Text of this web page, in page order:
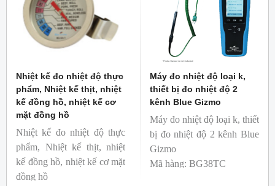
Nhiệt kế đo nhiệt độ thực
phẩm, Nhiệt kế thịt, nhiệt
kế đồng hồ, nhiệt kế cơ
mặt đồng hồ
Nhiệt kế đo nhiệt độ thực
phẩm, Nhiệt kế thịt, nhiệt
kế đồng hồ, nhiệt kế cơ mặt
đồng hồ
Máy đo nhiệt độ loại k,
thiết bị đo nhiệt độ 2
kênh Blue Gizmo
Máy đo nhiệt độ loại k, thiết
bị đo nhiệt độ 2 kênh Blue
Gizmo
Mã hàng: BG38TC